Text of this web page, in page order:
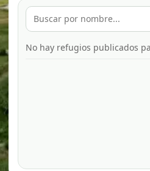
No hay refugios publicados